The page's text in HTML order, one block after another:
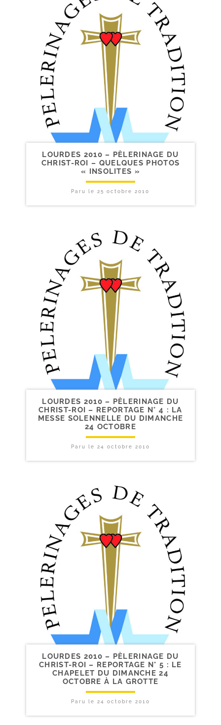
LOURDES 2010 – PÈLERINAGE DU
CHRIST-​ROI – QUELQUES PHOTOS
« INSOLITES »
Paru le25 octobre 2010
LOURDES 2010 – PÈLERINAGE DU
CHRIST-​ROI – REPORTAGE N° 4 : LA
MESSE SOLENNELLE DU DIMANCHE
24 OCTOBRE
Paru le 24 octobre 2010
LOURDES 2010 – PÈLERINAGE DU
CHRIST-​ROI – REPORTAGE N° 5 : LE
CHAPELET DU DIMANCHE 24
OCTOBRE À LA GROTTE
Paru le 24 octobre 2010